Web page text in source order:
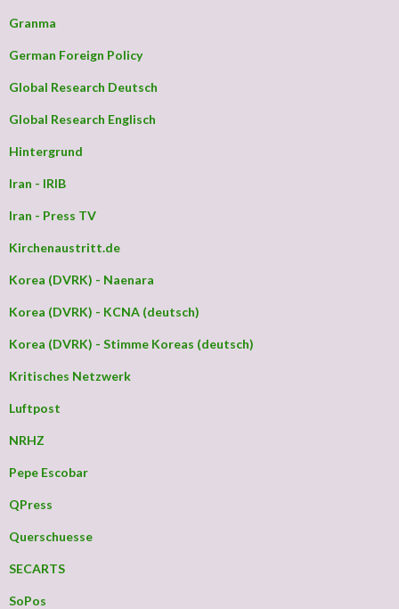
Granma
German Foreign Policy
Global Research Deutsch
Global Research Englisch
Hintergrund
Iran - IRIB
Iran - Press TV
Kirchenaustritt.de
Korea (DVRK) - Naenara
Korea (DVRK) - KCNA (deutsch)
Korea (DVRK) - Stimme Koreas (deutsch)
Kritisches Netzwerk
Luftpost
NRHZ
Pepe Escobar
QPress
Querschuesse
SECARTS
SoPos